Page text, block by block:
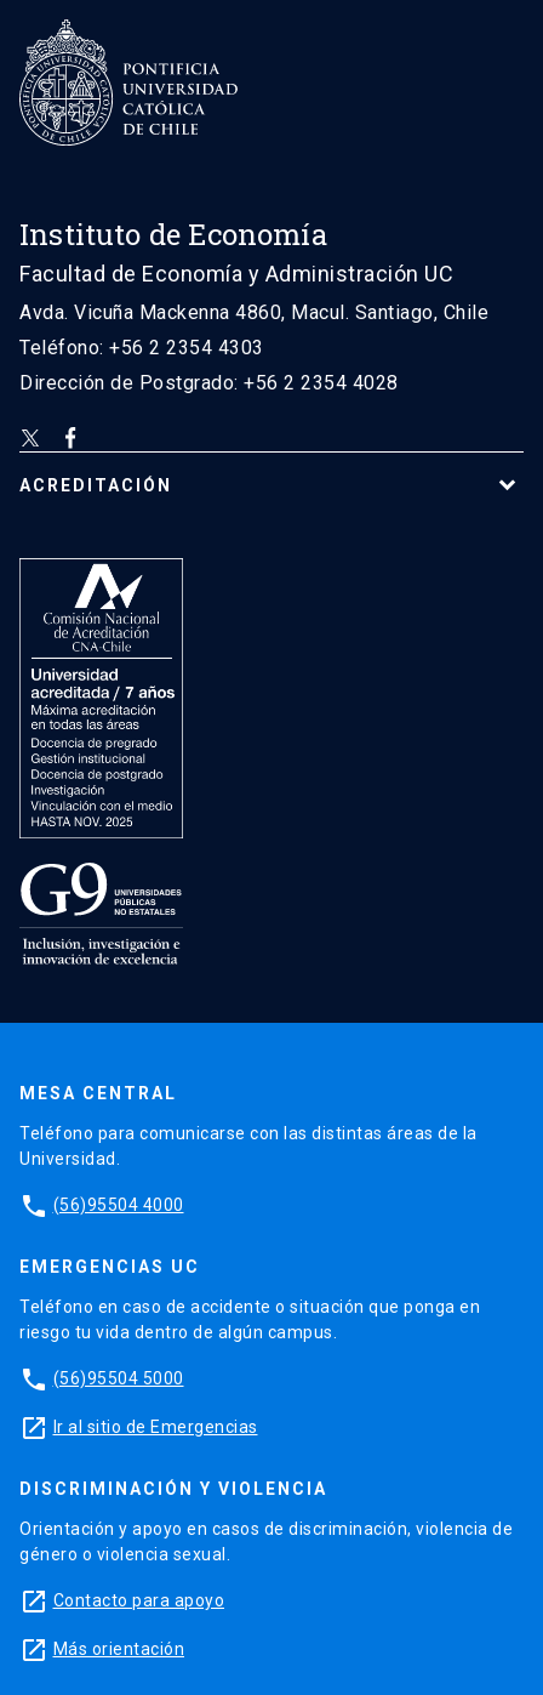
Instituto de Economía
Facultad de Economía y Administración UC
Avda. Vicuña Mackenna 4860, Macul. Santiago, Chile
Teléfono: +56 2 2354 4303
Dirección de Postgrado: +56 2 2354 4028
ACREDITACIÓN
MESA CENTRAL
Teléfono para comunicarse con las distintas áreas de la
Universidad.
phone (56)95504 4000
EMERGENCIAS UC
Teléfono en caso de accidente o situación que ponga en
riesgo tu vida dentro de algún campus.
phone (56)95504 5000
launch Ir al sitio de Emergencias
DISCRIMINACIÓN Y VIOLENCIA
Orientación y apoyo en casos de discriminación, violencia de
género o violencia sexual.
launch Contacto para apoyo
launch Más orientación